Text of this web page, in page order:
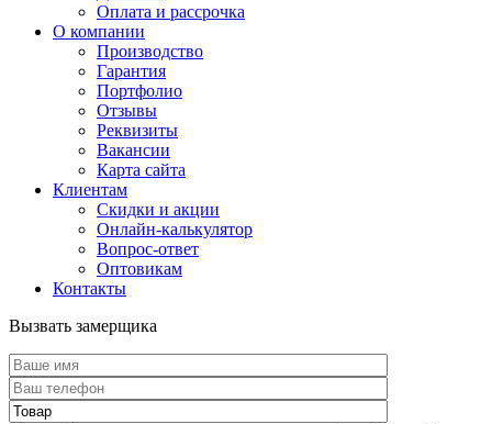
Оплата и рассрочка
О компании
Производство
Гарантия
Портфолио
Отзывы
Реквизиты
Вакансии
Карта сайта
Клиентам
Скидки и акции
Онлайн-калькулятор
Вопрос-ответ
Оптовикам
Контакты
Вызвать замерщика